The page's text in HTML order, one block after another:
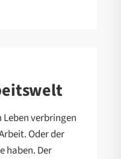
verbringen
Oder der
haben. Der